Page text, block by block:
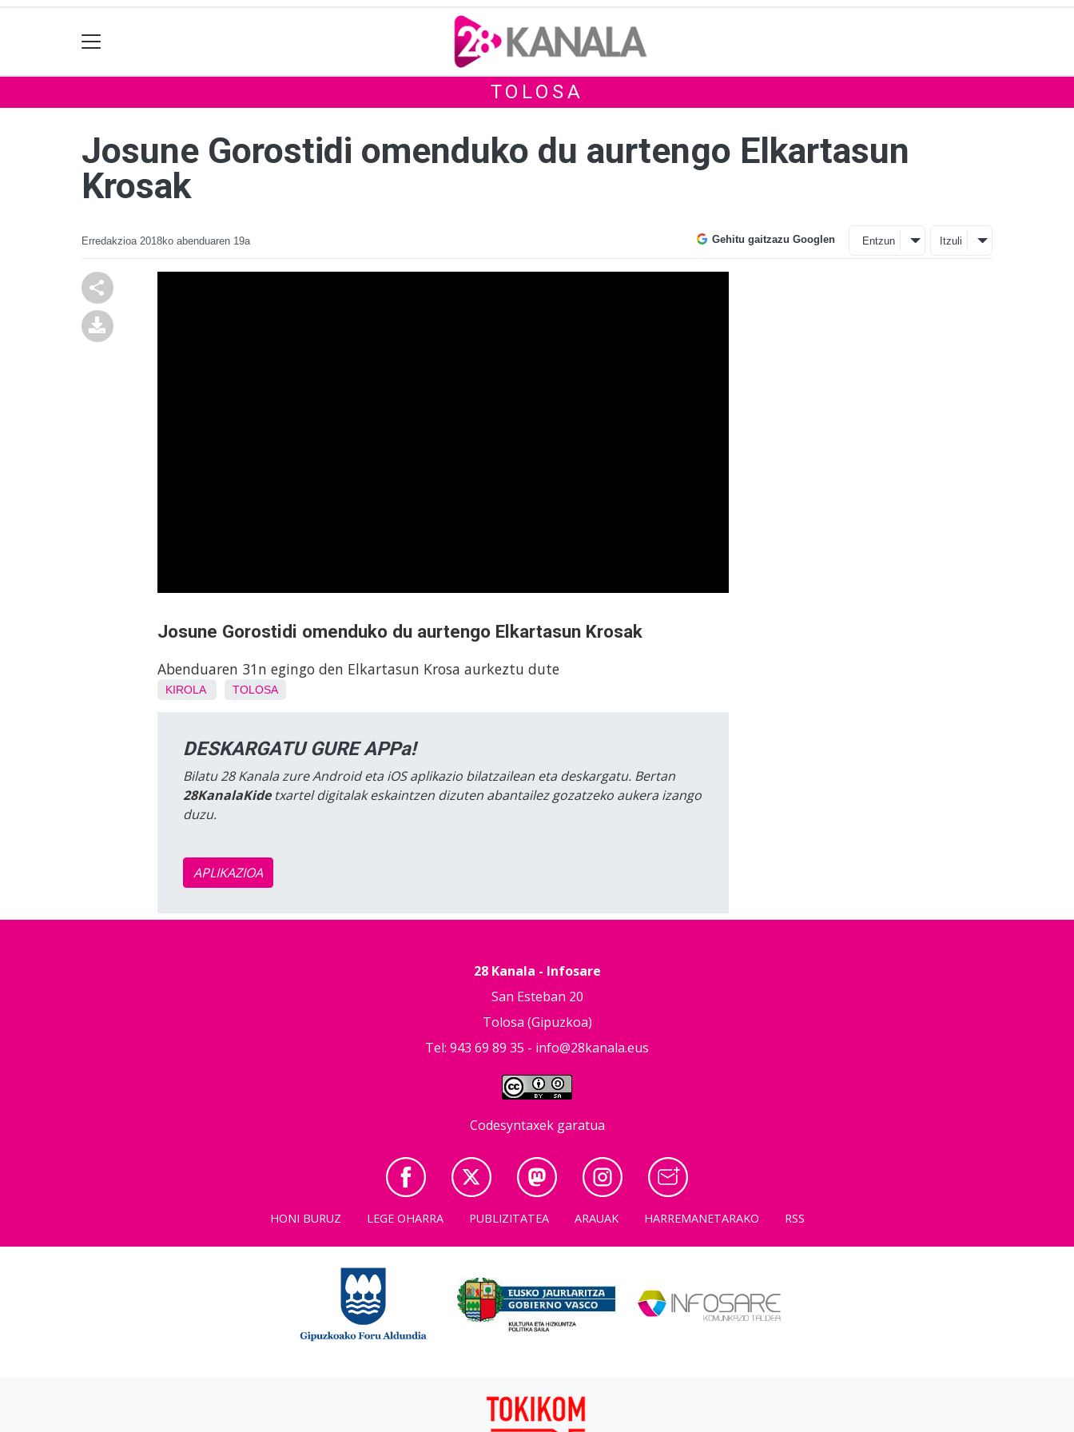
TOLOSA
Josune Gorostidi omenduko du aurtengo Elkartasun
Krosak
Erredakzioa 2018ko abenduaren 19a Gehitu gaitzazu Googlen Entzun Itzuli
Josune Gorostidi omenduko du aurtengo Elkartasun Krosak
Abenduaren 31n egingo den Elkartasun Krosa aurkeztu dute
KIROLA TOLOSA
DESKARGATU GURE APPa!
Bilatu 28 Kanala zure Android eta iOS aplikazio bilatzailean eta deskargatu. Bertan
28KanalaKidetxartel digitalak eskaintzen dizuten abantailez gozatzeko aukera izango
duzu.
APLIKAZIOA
28 Kanala - Infosare
San Esteban 20
Tolosa (Gipuzkoa)
Tel: 943 69 89 35 - info@28kanala.eus
Codesyntaxek garatua
HONI BURUZ LEGE OHARRA PUBLIZITATEA ARAUAK HARREMANETARAKO RSS